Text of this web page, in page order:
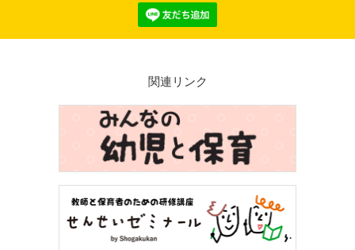
関連リンク